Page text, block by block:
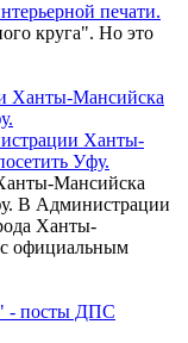
печати.
круга". Но это
Ханты-
Уфу.
Мансийска
В Администрации
Ханты-
официальным